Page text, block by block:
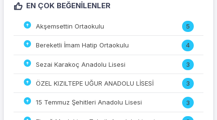
EN ÇOK BEĞENILENLER
Akşemsettin Ortaokulu 5
Bereketli İmam Hatip Ortaokulu 4
Sezai Karakoç Anadolu Lisesi 3
ÖZEL KIZILTEPE UĞUR ANADOLU LİSESİ 3
15 Temmuz Şehitleri Anadolu Lisesi 3